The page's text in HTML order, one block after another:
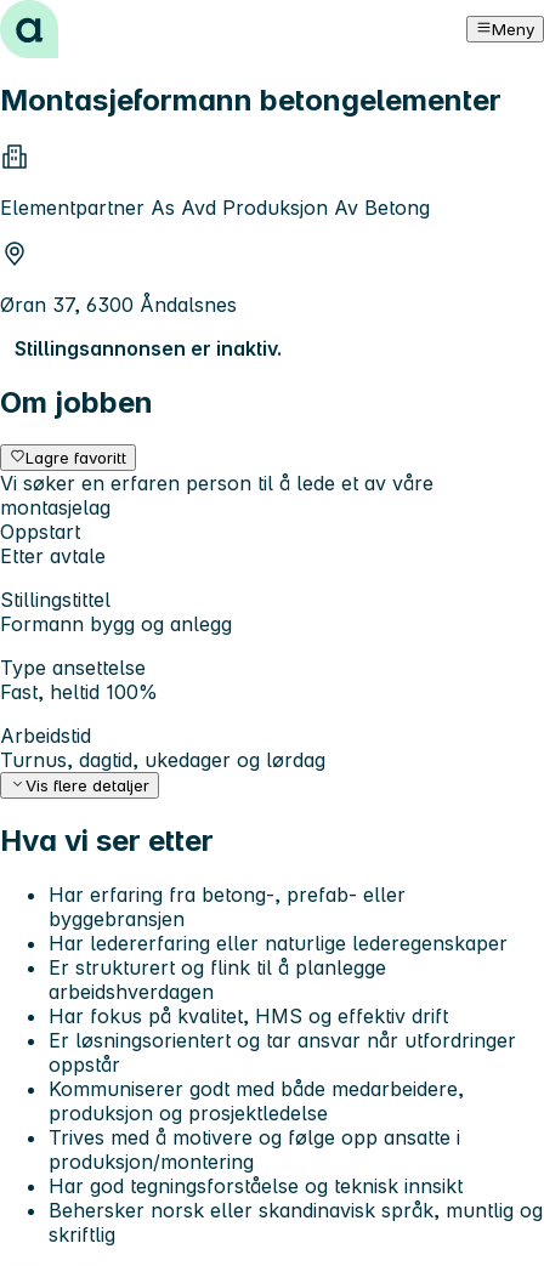
Hopp til innhold Meny
Montasjeformann betongelementer
Elementpartner As Avd Produksjon Av Betong
Øran 37, 6300 Åndalsnes
Stillingsannonsen er inaktiv.
Om jobben
Lagre favoritt
Vi søker en erfaren person til å lede et av våre
montasjelag
Oppstart
Etter avtale
Stillingstittel
Formann bygg og anlegg
Type ansettelse
Fast, heltid 100%
Arbeidstid
Turnus, dagtid, ukedager og lørdag
Vis flere detaljer
Hva vi ser etter
Har erfaring fra betong-, prefab- eller
byggebransjen
Har ledererfaring eller naturlige lederegenskaper
Er strukturert og flink til å planlegge
arbeidshverdagen
Har fokus på kvalitet, HMS og effektiv drift
Er løsningsorientert og tar ansvar når utfordringer
oppstår
Kommuniserer godt med både medarbeidere,
produksjon og prosjektledelse
Trives med å motivere og følge opp ansatte i
produksjon/montering
Har god tegningsforståelse og teknisk innsikt
Behersker norsk eller skandinavisk språk, muntlig og
skriftlig